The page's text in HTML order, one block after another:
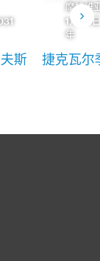
斯
摩拉维
1月 31
年
捷克瓦尔